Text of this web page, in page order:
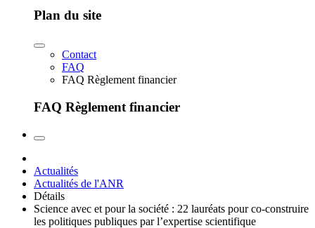
Plan du site
Contact
FAQ
FAQ Règlement financier
FAQ Règlement financier
Actualités
Actualités de l'ANR
Détails
Science avec et pour la société : 22 lauréats pour co-construire
les politiques publiques par l’expertise scientifique